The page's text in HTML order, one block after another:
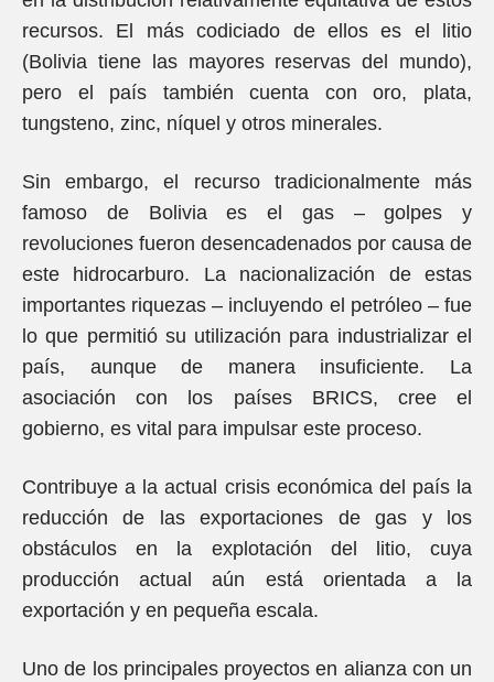
recursos. El más codiciado de ellos es el litio
(Bolivia tiene las mayores reservas del mundo),
pero el país también cuenta con oro, plata,
tungsteno, zinc, níquel y otros minerales.
Sin embargo, el recurso tradicionalmente más
famoso de Bolivia es el gas – golpes y
revoluciones fueron desencadenados por causa de
este hidrocarburo. La nacionalización de estas
importantes riquezas – incluyendo el petróleo – fue
lo que permitió su utilización para industrializar el
país, aunque de manera insuficiente. La
asociación con los países BRICS, cree el
gobierno, es vital para impulsar este proceso.
Contribuye a la actual crisis económica del país la
reducción de las exportaciones de gas y los
obstáculos en la explotación del litio, cuya
producción actual aún está orientada a la
exportación y en pequeña escala.
Uno de los principales proyectos en alianza con un